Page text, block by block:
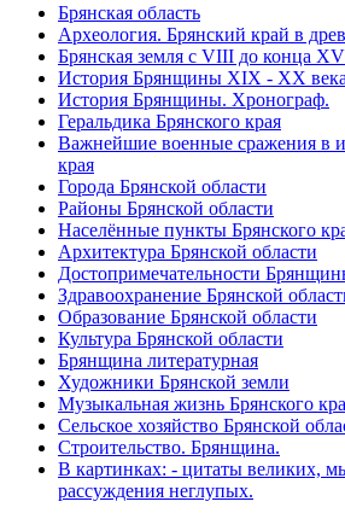
Брянская область
Археология. Брянский край в
Брянская земля с VIII до конца
История Брянщины XIX - XX века
История Брянщины. Хронограф.
Геральдика Брянского края
Важнейшие военные сражения в
края
Города Брянской области
Районы Брянской области
Населённые пункты Брянского
Архитектура Брянской области
Достопримечательности
Здравоохранение Брянской
Образование Брянской области
Культура Брянской области
Брянщина литературная
Художники Брянской земли
Музыкальная жизнь Брянского
Сельское хозяйство Брянской
Строительство. Брянщина.
В картинках: - цитаты великих,
рассуждения неглупых.